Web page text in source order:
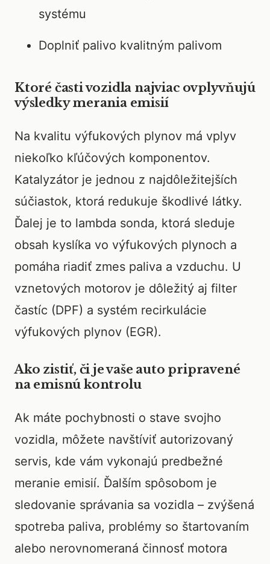
systému
Doplniť palivo kvalitným palivom
Ktoré časti vozidla najviac ovplyvňujú
výsledky merania emisií
Na kvalitu výfukových plynov má vplyv
niekoľko kľúčových komponentov.
Katalyzátor je jednou z najdôležitejších
súčiastok, ktorá redukuje škodlivé látky.
Ďalej je to lambda sonda, ktorá sleduje
obsah kyslíka vo výfukových plynoch a
pomáha riadiť zmes paliva a vzduchu. U
vznetových motorov je dôležitý aj filter
častíc (DPF) a systém recirkulácie
výfukových plynov (EGR).
Ako zistiť, či je vaše auto pripravené
na emisnú kontrolu
Ak máte pochybnosti o stave svojho
vozidla, môžete navštíviť autorizovaný
servis, kde vám vykonajú predbežné
meranie emisií. Ďalším spôsobom je
sledovanie správania sa vozidla – zvýšená
spotreba paliva, problémy so štartovaním
alebo nerovnomeraná činnosť motora